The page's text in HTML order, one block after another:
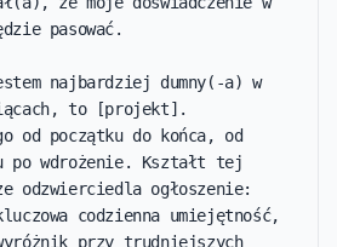
pasować.
najbardziej dumny(-a) w
to [projekt].
od początku do końca, od
po wdrożenie. Kształt tej
odzwierciedla ogłoszenie:
codzienna umiejętność,
przy trudniejszych